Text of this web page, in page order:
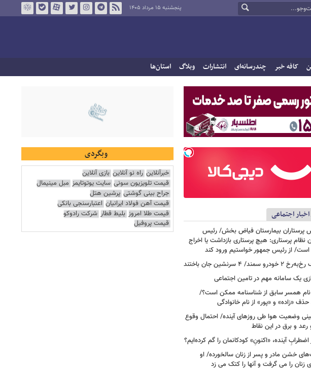
پنجشنبه ۱۵ مرداد ۱۴۰۵
کافه خبر چندرسانه‌ای انتشارات وبلاگ استان‌ها
اجتماعی
پرستاران بیمارستان فیاض بخش/ رئیس
نظام پرستاری: هیچ پرستاری بازداشت یا اخراج
از رئیس جمهور خواستیم ورود کند
سمند/ ۴ سرنشین جان باختند
یک سامانه مهم در تامین اجتماعی
همسر سابق از شناسنامه ممکن است؟/
«زاده» و «پور» از نام خانوادگی
وضعیت هوا طی روزهای آینده/ احتمال وقوع
رعد و برق در این نقاط
اضطرابِ آینده، «اکنونِ» کودکانمان را گم کرده‌ایم؟
خشن مادر و پسر از زنان سالخورده/ او
زنان را می گرفت و آنها را کتک می زد
وبگردی
خبرآنلاین راه نو آنلاین بازی آنلاین
قیمت تلویزیون سونی سایت یوتوتایمز مبل مینیمال
جراح بینی گوشتی پرشین هتل
قیمت آهن فولاد ایرانیان اعتبارسنجی بانکی
قیمت طلا امروز بلیط قطار شرکت رادوکو
قیمت پروفیل